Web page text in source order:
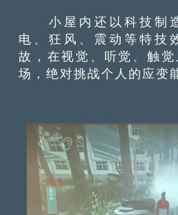
小屋内还以科技制
电、狂风、震动等特技
故，在视觉、听觉、触
场，绝对挑战个人的应变